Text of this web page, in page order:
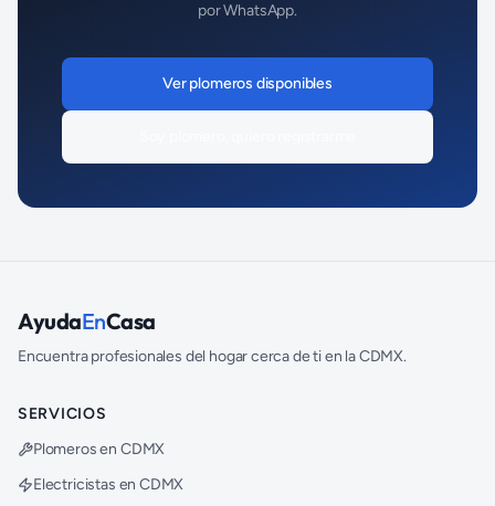
por WhatsApp.
Verplomeros disponibles
AyudaEnCasa
Encuentra profesionales del hogar cerca de ti en la CDMX.
SERVICIOS
Plomeros en CDMX
Electricistas en CDMX